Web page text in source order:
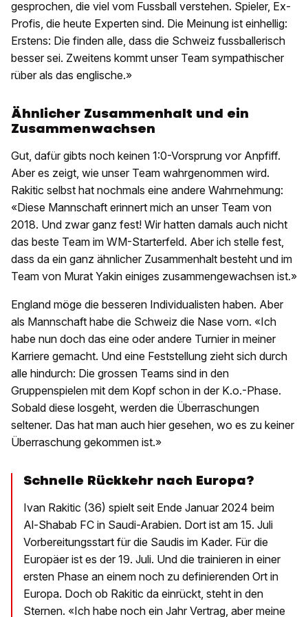
gesprochen, die viel vom Fussball verstehen. Spieler, Ex-
Profis, die heute Experten sind. Die Meinung ist einhellig:
Erstens: Die finden alle, dass die Schweiz fussballerisch
besser sei. Zweitens kommt unser Team sympathischer
rüber als das englische.»
Ähnlicher Zusammenhalt und ein
Zusammenwachsen
Gut, dafür gibts noch keinen 1:0-Vorsprung vor Anpfiff.
Aber es zeigt, wie unser Team wahrgenommen wird.
Rakitic selbst hat nochmals eine andere Wahrnehmung:
«Diese Mannschaft erinnert mich an unser Team von
2018. Und zwar ganz fest! Wir hatten damals auch nicht
das beste Team im WM-Starterfeld. Aber ich stelle fest,
dass da ein ganz ähnlicher Zusammenhalt besteht und im
Team von Murat Yakin einiges zusammengewachsen ist.»
England möge die besseren Individualisten haben. Aber
als Mannschaft habe die Schweiz die Nase vorn. «Ich
habe nun doch das eine oder andere Turnier in meiner
Karriere gemacht. Und eine Feststellung zieht sich durch
alle hindurch: Die grossen Teams sind in den
Gruppenspielen mit dem Kopf schon in der K.o.-Phase.
Sobald diese losgeht, werden die Überraschungen
seltener. Das hat man auch hier gesehen, wo es zu keiner
Überraschung gekommen ist.»
Schnelle Rückkehr nach Europa?
Ivan Rakitic (36) spielt seit Ende Januar 2024 beim
Al-Shabab FC in Saudi-Arabien. Dort ist am 15. Juli
Vorbereitungsstart für die Saudis im Kader. Für die
Europäer ist es der 19. Juli. Und die trainieren in einer
ersten Phase an einem noch zu definierenden Ort in
Europa. Doch ob Rakitic da einrückt, steht in den
Sternen. «Ich habe noch ein Jahr Vertrag, aber meine